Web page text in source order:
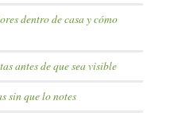
dentro de casa y cómo
antes de que sea visible
sin que lo notes